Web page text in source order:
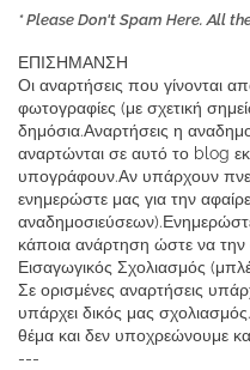
* Please Don't Spam Here. All
ΕΠΙΣΗΜΑΝΣΗ
Οι αναρτήσεις που γίνονται
φωτογραφίες (με σχετική
δημόσια.Αναρτήσεις η
αναρτώνται σε αυτό το blog
υπογράφουν.Αν υπάρχουν
ενημερώστε μας για την
κάποια ανάρτηση ώστε να την
Εισαγωγικός Σχολιασμός
Σε ορισμένες αναρτήσεις
υπάρχει δικός μας
θέμα και δεν υποχρεώνουμε
---